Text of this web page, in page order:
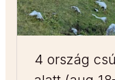
4 ország